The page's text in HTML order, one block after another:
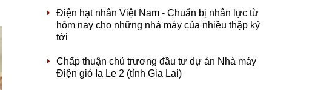
Điện hạt nhân Việt Nam - Chuẩn bị nhân lực từ
hôm nay cho những nhà máy của nhiều thập kỷ
tới
Chấp thuận chủ trương đầu tư dự án Nhà máy
Điện gió Ia Le 2 (tỉnh Gia Lai)